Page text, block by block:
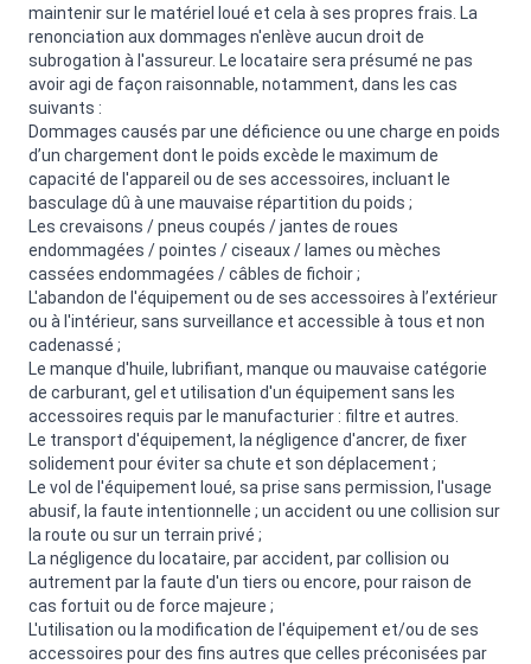
maintenir sur le matériel loué et cela à ses propres frais. La
renonciation aux dommages n'enlève aucun droit de
subrogation à l'assureur. Le locataire sera présumé ne pas
avoir agi de façon raisonnable, notamment, dans les cas
suivants :
Dommages causés par une déficience ou une charge en poids
d’un chargement dont le poids excède le maximum de
capacité de l'appareil ou de ses accessoires, incluant le
basculage dû à une mauvaise répartition du poids ;
Les crevaisons / pneus coupés / jantes de roues
endommagées / pointes / ciseaux / lames ou mèches
cassées endommagées / câbles de fichoir ;
L'abandon de l'équipement ou de ses accessoires à l’extérieur
ou à l'intérieur, sans surveillance et accessible à tous et non
cadenassé ;
Le manque d'huile, lubrifiant, manque ou mauvaise catégorie
de carburant, gel et utilisation d'un équipement sans les
accessoires requis par le manufacturier : filtre et autres.
Le transport d'équipement, la négligence d'ancrer, de fixer
solidement pour éviter sa chute et son déplacement ;
Le vol de l'équipement loué, sa prise sans permission, l'usage
abusif, la faute intentionnelle ; un accident ou une collision sur
la route ou sur un terrain privé ;
La négligence du locataire, par accident, par collision ou
autrement par la faute d'un tiers ou encore, pour raison de
cas fortuit ou de force majeure ;
L'utilisation ou la modification de l'équipement et/ou de ses
accessoires pour des fins autres que celles préconisées par